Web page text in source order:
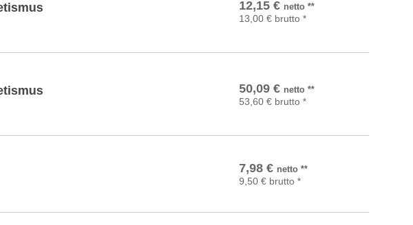
12,15 € netto**
13,00 € brutto *
50,09 € netto**
53,60 € brutto *
In den Warenkorb
7,98 € netto**
9,50 € brutto *